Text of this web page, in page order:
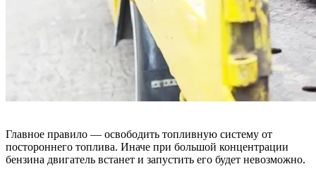
Главное правило — освободить топливную систему от
постороннего топлива. Иначе при большой концентрации
бензина двигатель встанет и запустить его будет невозможно.